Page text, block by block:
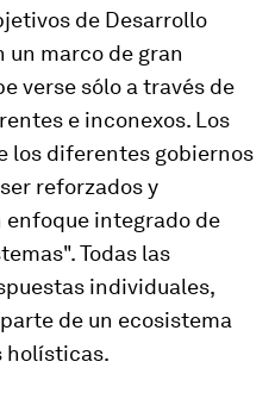
de Desarrollo
marco de gran
verse sólo a través de
e inconexos. Los
los diferentes gobiernos
reforzados y
integrado de
Todas las
individuales,
de un ecosistema
holísticas.